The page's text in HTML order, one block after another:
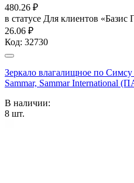
480.26 ₽
в статусе Для клиентов «Базис
26.06 ₽
Код: 32730
Зеркало влагалищное по
Sammar, Sammar International
В наличии:
8 шт.